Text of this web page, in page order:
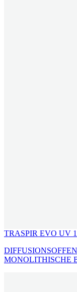
TRASPIR EVO UV
MONOLITHISCHE